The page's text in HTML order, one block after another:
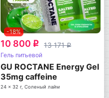
-18%
10 800 q 13 171q
Гель питьевой
GU ROCTANE Energy Gel
35mg caffeine
24 x 32 г, Соленый лайм